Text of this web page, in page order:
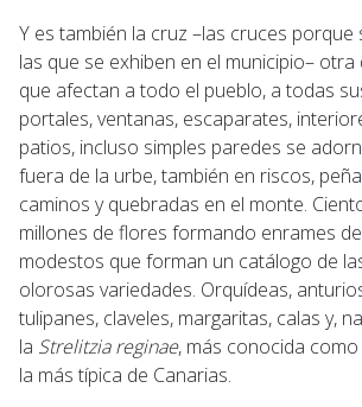
Y es también la cruz –las cruces porque
las que se exhiben en el municipio– otra
que afectan a todo el pueblo, a todas
portales, ventanas, escaparates,
patios, incluso simples paredes se
fuera de la urbe, también en riscos,
caminos y quebradas en el monte.
millones de flores formando enrames
modestos que forman un catálogo de
olorosas variedades. Orquídeas,
tulipanes, claveles, margaritas, calas y,
la Strelitzia reginae, más conocida
la más típica de Canarias.